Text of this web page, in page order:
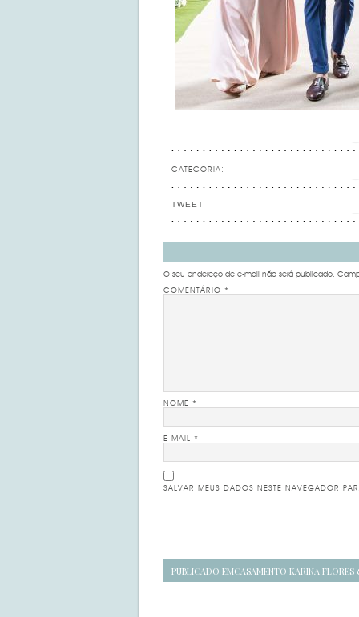
CATEGORIA:
TWEET
O seu endereço de e-mail não será publicado.
COMENTÁRIO *
NOME *
E-MAIL *
SALVAR MEUS DADOS NESTE NAVEGADOR
Navegação
PUBLICADO EMCASAMENTO KARINA FLORES